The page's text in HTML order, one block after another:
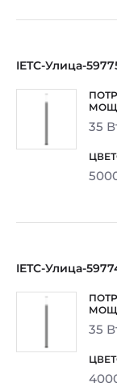
IETC-Улица-
35
IETC-Улица-
35